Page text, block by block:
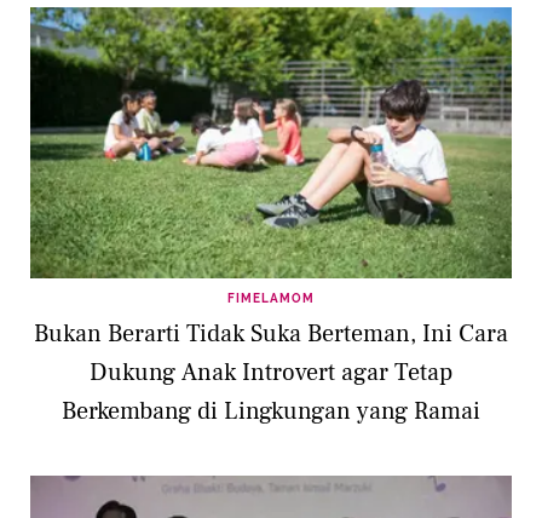
FIMELAMOM
Bukan Berarti Tidak Suka Berteman, Ini Cara
Dukung Anak Introvert agar Tetap
Berkembang di Lingkungan yang Ramai